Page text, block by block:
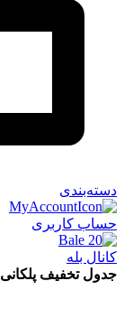
دسته‌بندی
حساب کاربری
کانال بله
جدول تخفیف پلکانی